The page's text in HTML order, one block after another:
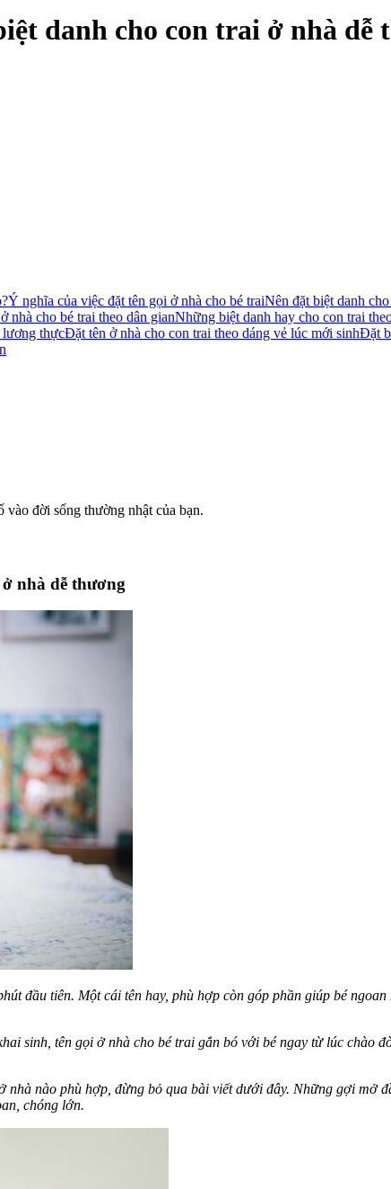
danh cho con trai ở nhà dễ
Ý nghĩa của việc đặt tên gọi ở nhà cho bé traiNên đặt biệt danh
nhà cho bé trai theo dân gianNhững biệt danh hay cho con trai
lương thựcĐặt tên ở nhà cho con trai theo dáng vẻ lúc mới sinhĐặt
đời sống thường nhật của bạn.
nhà dễ thương
đầu tiên. Một cái tên hay, phù hợp còn góp phần giúp bé
sinh, tên gọi ở nhà cho bé trai gắn bó với bé ngay từ lúc chào
nhà nào phù hợp, đừng bỏ qua bài viết dưới đây. Những gợi mở
chóng lớn.